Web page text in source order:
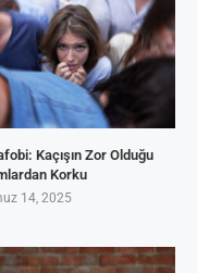
Kaçışın Zor Olduğu
Korku
14, 2025